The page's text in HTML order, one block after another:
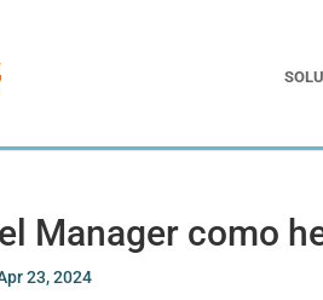
Manager como
23, 2024